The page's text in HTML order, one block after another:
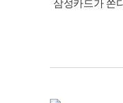
삼성카드가 쏜